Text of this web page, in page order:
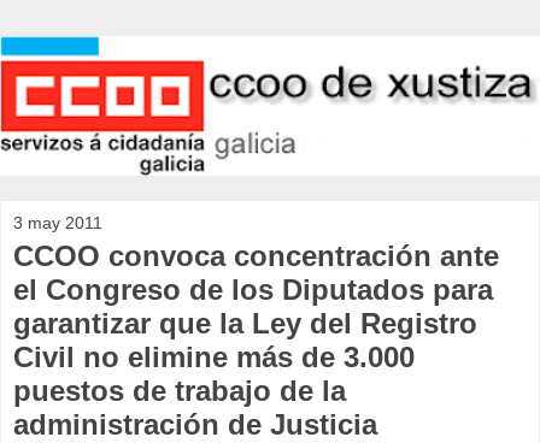
3 may 2011
CCOO convoca concentración ante
el Congreso de los Diputados para
garantizar que la Ley del Registro
Civil no elimine más de 3.000
puestos de trabajo de la
administración de Justicia